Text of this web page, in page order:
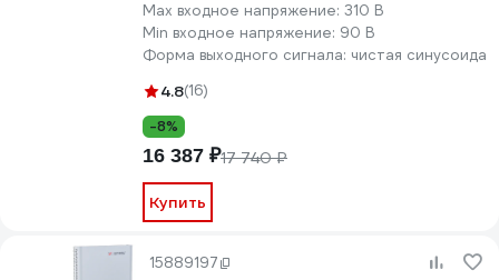
Max входное напряжение: 310 В
Min входное напряжение: 90 В
Форма выходного сигнала: чистая синусоида
4.8(16)
-8%
16 387 ₽17 740 ₽
Купить
15889197